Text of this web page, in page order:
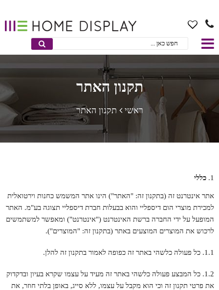
תקנון האתר
ראשי תקנון האתר
כללי
אתר אינטרנט זה (בתקנון זה: "האתר") הינו אתר המשמש כחנות וירטואלית
למכירת מוצרי הום דיספליי והוא בבעלות חברת דיספליי תצוגה בע"מ. האתר
המופעל על ידי החברה ברשת האינטרנט ("אינטרנט") ומאפשר למשתמשים
לרכוש את המוצרים המוצעים באתר (בתקנון זה: "המוצרים").
1.1. כל פעולה כלשהי באתר זה כפופה לאמור בתקנון זה להלן.
1.2. כל המבצע פעולה כלשהי באתר זה מעיד על עצמו שקרא בעיון ובדקדוק
את פרטי תקנון זה וכי הוא מקבל על עצמו, ללא סייג, באופן בלתי חוזר, את